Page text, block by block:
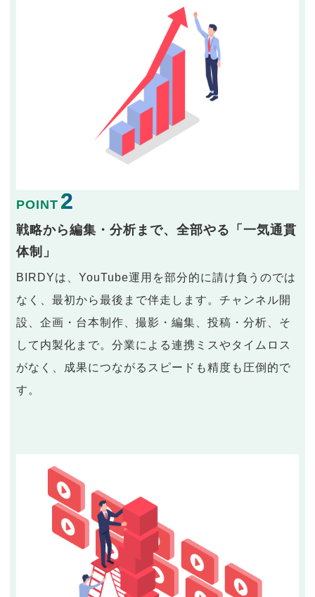
POINT 2
戦略から編集・分析まで、全部やる「一気通貫
体制」
BIRDYは、YouTube運用を部分的に請け負うのでは
なく、最初から最後まで伴走します。チャンネル開
設、企画・台本制作、撮影・編集、投稿・分析、そ
して内製化まで。分業による連携ミスやタイムロス
がなく、成果につながるスピードも精度も圧倒的で
す。